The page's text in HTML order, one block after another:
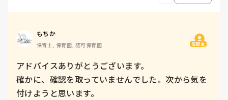
もちか
保育士, 保育園, 認可保育園 質問主
アドバイスありがとうございます。
確かに、確認を取っていませんでした。次から気を
付けようと思います。